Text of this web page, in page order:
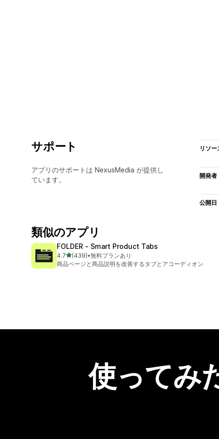
サポート
アプリのサポートは NexusMedia が提供し
ています。
リソー
開発者
公開日
類似のアプリ
FOLDER ‑ Smart Product Tabs
4.75つ星中
(439)
合計レビュー数：439件
•無料プランあり
商品ページと商品説明を改善するタブとアコーディオン
使ってみ